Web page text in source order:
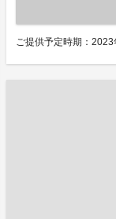
ご提供予定時期：